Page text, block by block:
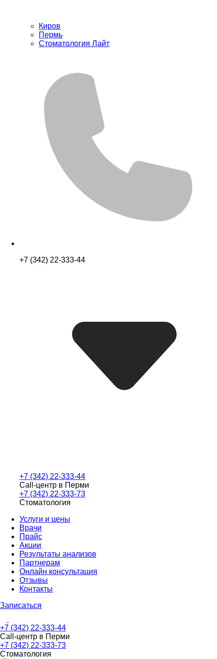
Киров
Пермь
Стоматология Лайт
+7 (342) 22-333-44
+7 (342) 22-333-44
Call-центр в Перми
+7 (342) 22-333-73
Стоматология
Услуги и цены
Врачи
Прайс
Акции
Результаты анализов
Партнерам
Онлайн консультация
Отзывы
Контакты
Записаться
+7 (342) 22-333-44
Call-центр в Перми
+7 (342) 22-333-73
Стоматология